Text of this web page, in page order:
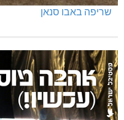
שריפה באבו סנאן